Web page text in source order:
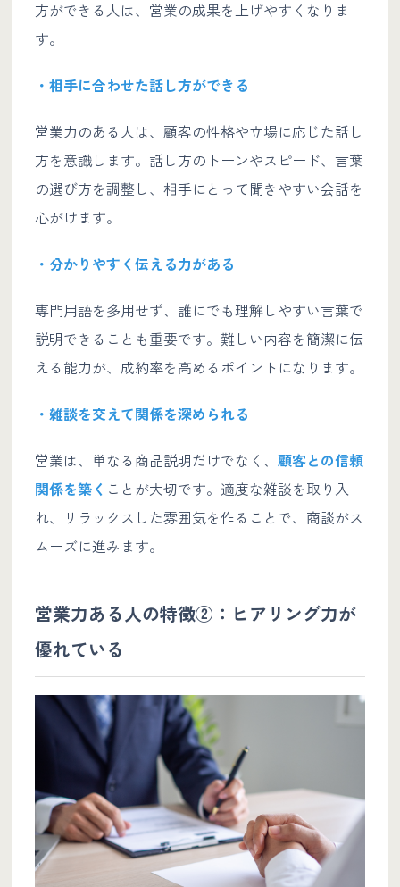
方ができる人は、営業の成果を上げやすくなりま
す。
・相手に合わせた話し方ができる
営業力のある人は、顧客の性格や立場に応じた話し
方を意識します。話し方のトーンやスピード、言葉
の選び方を調整し、相手にとって聞きやすい会話を
心がけます。
・分かりやすく伝える力がある
専門用語を多用せず、誰にでも理解しやすい言葉で
説明できることも重要です。難しい内容を簡潔に伝
える能力が、成約率を高めるポイントになります。
・雑談を交えて関係を深められる
営業は、単なる商品説明だけでなく、 顧客との信頼
関係を築く ことが大切です。適度な雑談を取り入
れ、リラックスした雰囲気を作ることで、商談がス
ムーズに進みます。
営業力ある人の特徴②：ヒアリング力が
優れている